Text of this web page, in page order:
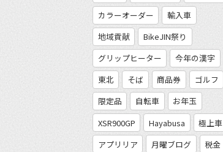
カラーオーダー
輸入車
地域貢献
BikeJIN祭り
グリップヒーター
今年の漢字
東北
そば 商品券
ゴルフ
限定品
自転車
お年玉
XSR900GP
Hayabusa
極上車
アプリリア
月曜ブログ 税金